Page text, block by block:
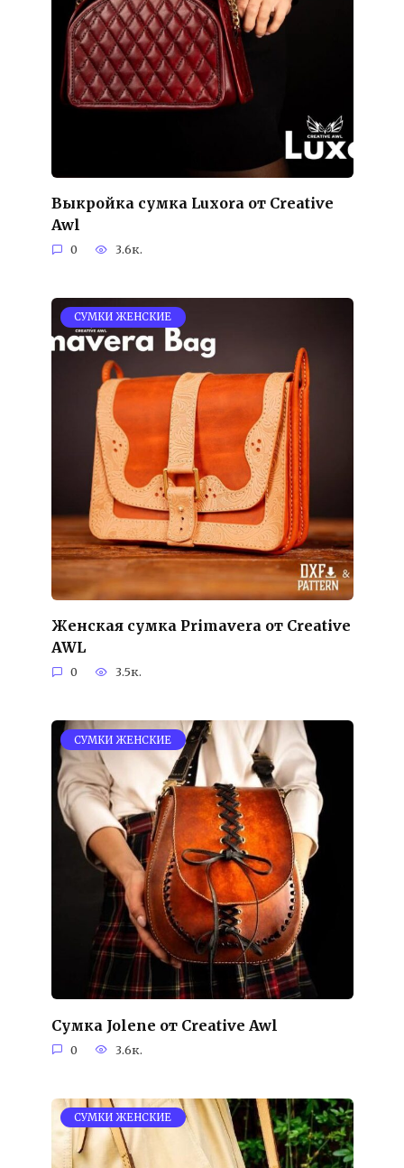
Выкройка сумка Luxora от Creative
Awl
0 3.6к.
СУМКИ ЖЕНСКИЕ
Женская сумка Primavera от Creative
AWL
0 3.5к.
СУМКИ ЖЕНСКИЕ
Сумка Jolene от Creative Awl
0 3.6к.
СУМКИ ЖЕНСКИЕ